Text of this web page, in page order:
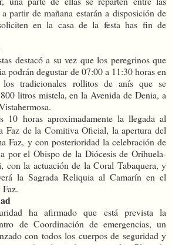
partir de mañana estarán a disposición de
en la casa de la festa has fin de
destacó a su vez que los peregrinos que
podrán degustar de 07:00 a 11:30 horas en
tradicionales rollitos de anís que se
litros mistela, en la Avenida de Denia, a
10 horas aproximadamente la llegada al
Faz de la Comitiva Oficial, la apertura del
Faz, y con posterioridad la celebración de
por el Obispo de la Diócesis de Orihuela-
con la actuación de la Coral Tabaquera, y
la Sagrada Reliquia al Camarín en el
ha afirmado que está prevista la
de Coordinación de emergencias, un
con todos los cuerpos de seguridad y